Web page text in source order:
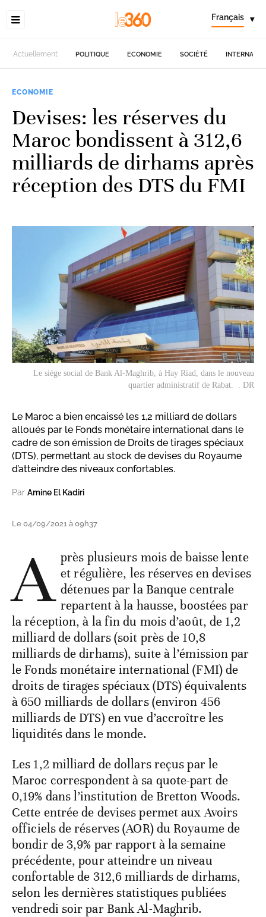
Français ▾
Actuellement POLITIQUE ECONOMIE SOCIÉTÉ
ECONOMIE
Devises: les réserves du
Maroc bondissent à 312,6
milliards de dirhams après
réception des DTS du FMI
Le siège social de Bank Al-Maghrib, à Hay Riad, dans le nouveau
quartier administratif de Rabat. . DR
Le Maroc a bien encaissé les 1,2 milliard de dollars
alloués par le Fonds monétaire international dans le
cadre de son émission de Droits de tirages spéciaux
(DTS), permettant au stock de devises du Royaume
d’atteindre des niveaux confortables.
Par Amine El Kadiri
Le 04/09/2021 à 09h37
A près plusieurs mois de baisse lente
et régulière, les réserves en devises
détenues par la Banque centrale
repartent à la hausse, boostées par
la réception, à la fin du mois d’août, de 1,2
milliard de dollars (soit près de 10,8
milliards de dirhams), suite à l’émission par
le Fonds monétaire international (FMI) de
droits de tirages spéciaux (DTS) équivalents
à 650 milliards de dollars (environ 456
milliards de DTS) en vue d’accroître les
liquidités dans le monde.
Les 1,2 milliard de dollars reçus par le
Maroc correspondent à sa quote-part de
0,19% dans l’institution de Bretton Woods.
Cette entrée de devises permet aux Avoirs
officiels de réserves (AOR) du Royaume de
bondir de 3,9% par rapport à la semaine
précédente, pour atteindre un niveau
confortable de 312,6 milliards de dirhams,
selon les dernières statistiques publiées
vendredi soir par Bank Al-Maghrib.